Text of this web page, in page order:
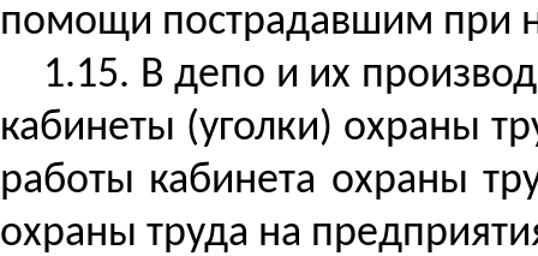
помощи пострадавшим при
1.15. В депо и их
кабинеты (уголки) охраны
работы кабинета охраны
охраны труда на